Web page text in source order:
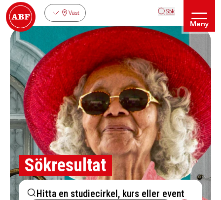
Väst Sök
Meny
Sökresultat
Hitta en studiecirkel, kurs eller event